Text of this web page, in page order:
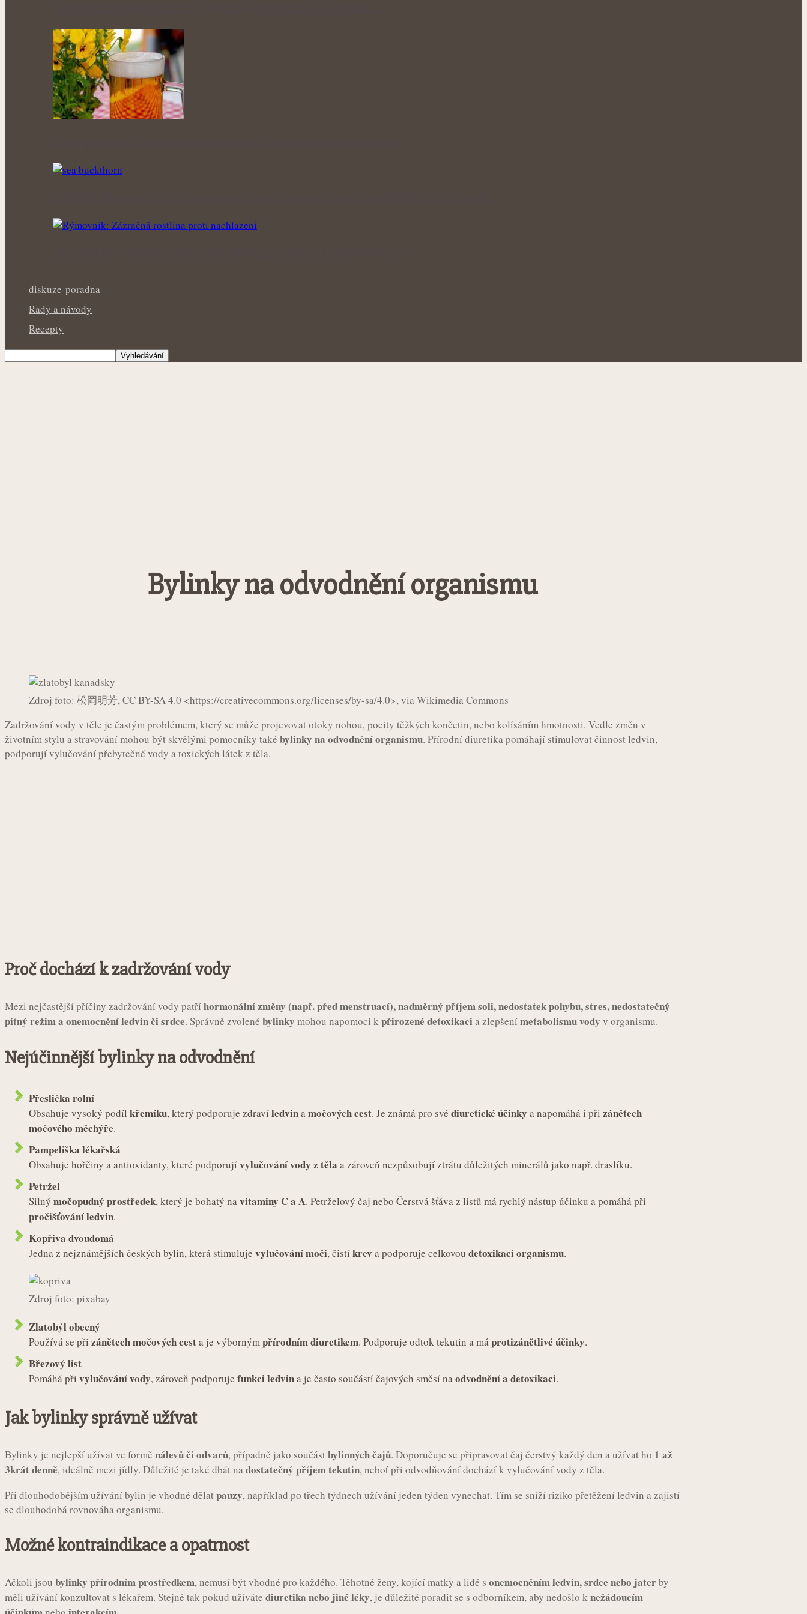
diskuze-poradna
Rady a návody
Recepty
Bylinky na odvodnění organismu
Zdroj foto: 松岡明芳, CC BY-SA 4.0 <https://creativecommons.org/licenses/by-sa/4.0>, via Wikimedia Commons
Zadržování vody v těle je častým problémem, který se může projevovat otoky nohou, pocity těžkých končetin, nebo kolísáním hmotnosti. Vedle změn v
životním stylu a stravování mohou být skvělými pomocníky také bylinky na odvodnění organismu. Přírodní diuretika pomáhají stimulovat činnost ledvin,
podporují vylučování přebytečné vody a toxických látek z těla.
Proč dochází k zadržování vody
Mezi nejčastější příčiny zadržování vody patříhormonální změny (např. před menstruací), nadměrný příjem soli, nedostatek pohybu, stres, nedostatečný
pitný režim a onemocnění ledvin či srdce. Správně zvolené bylinky mohou napomoci kpřirozené detoxikaci a zlepšenímetabolismu vody v organismu.
Nejúčinnější bylinky na odvodnění
Přeslička rolní
Obsahuje vysoký podíl křemíku, který podporuje zdravíledvinamočových cest. Je známá pro své diuretické účinky a napomáhá i při zánětech
močového měchýře.
Pampeliška lékařská
Obsahuje hořčiny a antioxidanty, které podporujívylučování vody z těla a zároveň nezpůsobují ztrátu důležitých minerálů jako např. draslíku.
Petržel
Silný močopudný prostředek, který je bohatý navitaminy C a A. Petrželový čaj nebo Čerstvá šťáva z listů má rychlý nástup účinku a pomáhá při
pročišťování ledvin.
Kopřiva dvoudomá
Jedna z nejznámějších českých bylin, která stimuluje vylučování moči, čistíkrev a podporuje celkovou detoxikaci organismu.
Zdroj foto: pixabay
Zlatobýl obecný
Používá se při zánětech močových cesta je výbornýmpřírodním diuretikem. Podporuje odtok tekutin a máprotizánětlivé účinky.
Březový list
Pomáhá při vylučování vody, zároveň podporuje funkci ledvina je často součástí čajových směsí naodvodnění a detoxikaci.
Jak bylinky správně užívat
Bylinky je nejlepší užívat ve formě nálevů či odvarů, případně jako součástbylinných čajů. Doporučuje se připravovat čaj čerstvý každý den a užívat ho 1 až
3krát denně, ideálně mezi jídly. Důležité je také dbát nadostatečný příjem tekutin, neboť při odvodňování dochází k vylučování vody z těla.
Při dlouhodobějším užívání bylin je vhodné dělatpauzy, například po třech týdnech užívání jeden týden vynechat. Tím se sníží riziko přetěžení ledvin a zajistí
se dlouhodobá rovnováha organismu.
Možné kontraindikace a opatrnost
Ačkoli jsou bylinky přírodním prostředkem, nemusí být vhodné pro každého. Těhotné ženy, kojící matky a lidé s onemocněním ledvin, srdce nebo jaterby
měli užívání konzultovat s lékařem. Stejně tak pokud užíváte diuretika nebo jiné léky, je důležité poradit se s odborníkem, aby nedošlo knežádoucím